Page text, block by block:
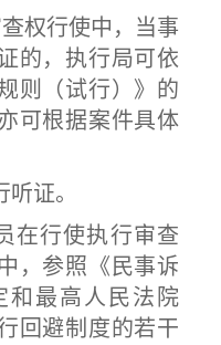
权行使中，当事
的，执行局可依
则（试行）》的
可根据案件具体
证。
在行使执行审查
，参照《民事诉
和最高人民法院
回避制度的若干